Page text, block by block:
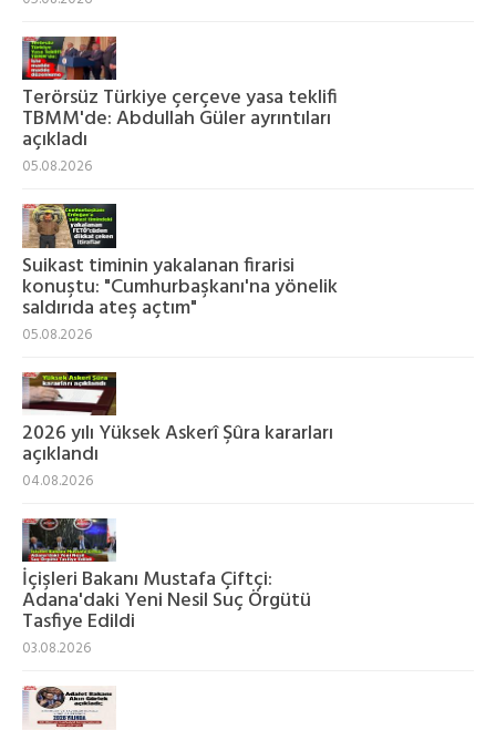
Terörsüz Türkiye çerçeve yasa teklifi
TBMM'de: Abdullah Güler ayrıntıları
açıkladı
05.08.2026
Suikast timinin yakalanan firarisi
konuştu: "Cumhurbaşkanı'na yönelik
saldırıda ateş açtım"
05.08.2026
2026 yılı Yüksek Askerî Şûra kararları
açıklandı
04.08.2026
İçişleri Bakanı Mustafa Çiftçi:
Adana'daki Yeni Nesil Suç Örgütü
Tasfiye Edildi
03.08.2026